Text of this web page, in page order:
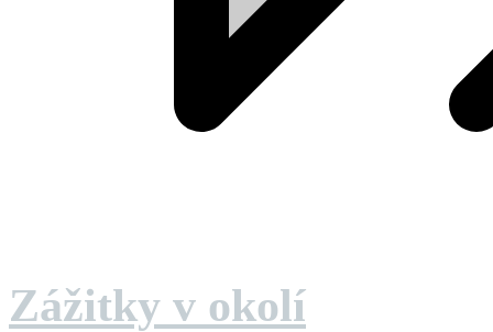
Zážitky v okolí